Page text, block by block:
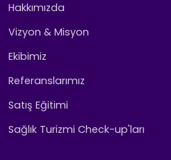
Hakkımızda
Vizyon & Misyon
Ekibimiz
Referanslarımız
Satış Eğitimi
Sağlık Turizmi Check-up'ları